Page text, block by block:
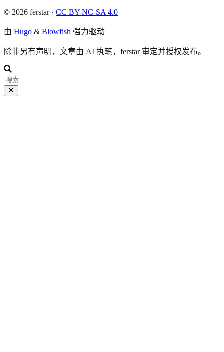
© 2026 ferstar · CC BY-NC-SA 4.0
由 Hugo & Blowfish 强力驱动
除非另有声明，文章由 AI 执笔，ferstar 审定并授权发布。